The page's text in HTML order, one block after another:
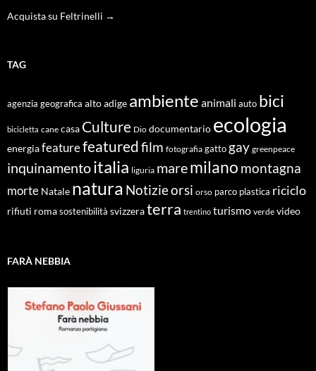
Acquista su Feltrinelli →
TAG
agenzia geografica alto adige ambiente animali auto bici
bicicletta cane casa Culture Dio documentario ecologia
energiafeaturefeaturedfilm fotografia gatto gay greenpeace
inquinamentoitalia liguria maremilano montagna
morte Natale natura Notizieorsi orso parco plastica riciclo
rifiuti roma sostenibilità svizzeraterra trentino turismo verde video
FARÀ NEBBIA